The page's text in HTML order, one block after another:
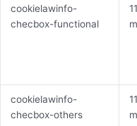
cookielawinfo-
checbox-functional
11
cookielawinfo-
checbox-others
11